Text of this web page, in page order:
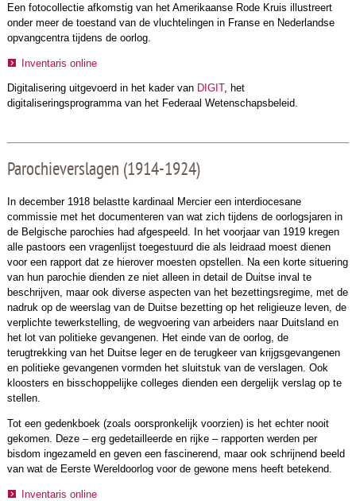
Een fotocollectie afkomstig van het Amerikaanse Rode Kruis illustreert
onder meer de toestand van de vluchtelingen in Franse en Nederlandse
opvangcentra tijdens de oorlog.
Inventaris online
Digitalisering uitgevoerd in het kader van DIGIT, het
digitaliseringsprogramma van het Federaal Wetenschapsbeleid.
Parochieverslagen (1914-1924)
In december 1918 belastte kardinaal Mercier een interdiocesane
commissie met het documenteren van wat zich tijdens de oorlogsjaren in
de Belgische parochies had afgespeeld. In het voorjaar van 1919 kregen
alle pastoors een vragenlijst toegestuurd die als leidraad moest dienen
voor een rapport dat ze hierover moesten opstellen. Na een korte situering
van hun parochie dienden ze niet alleen in detail de Duitse inval te
beschrijven, maar ook diverse aspecten van het bezettingsregime, met de
nadruk op de weerslag van de Duitse bezetting op het religieuze leven, de
verplichte tewerkstelling, de wegvoering van arbeiders naar Duitsland en
het lot van politieke gevangenen. Het einde van de oorlog, de
terugtrekking van het Duitse leger en de terugkeer van krijgsgevangenen
en politieke gevangenen vormden het sluitstuk van de verslagen. Ook
kloosters en bisschoppelijke colleges dienden een dergelijk verslag op te
stellen.
Tot een gedenkboek (zoals oorspronkelijk voorzien) is het echter nooit
gekomen. Deze – erg gedetailleerde en rijke – rapporten werden per
bisdom ingezameld en geven een fascinerend, maar ook schrijnend beeld
van wat de Eerste Wereldoorlog voor de gewone mens heeft betekend.
Inventaris online